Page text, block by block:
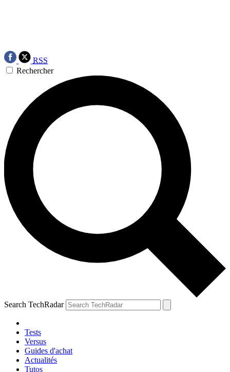
RSS
Rechercher
Search TechRadar
Tests
Versus
Guides d'achat
Actualités
Tutos